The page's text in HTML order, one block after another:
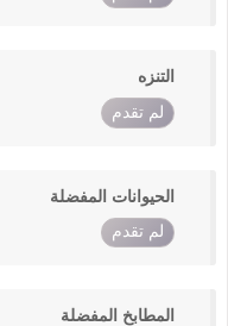
التنزه
لم تقدم
الحيوانات المفضلة
لم تقدم
المطابخ المفضلة